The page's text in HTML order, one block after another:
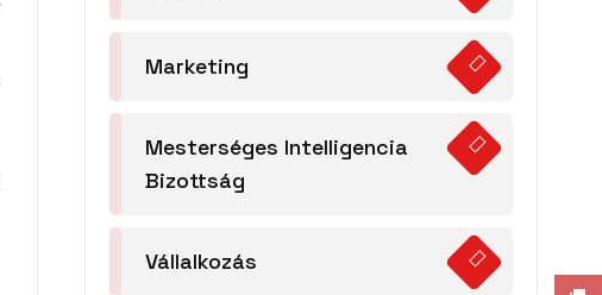
Marketing
Mesterséges Intelligencia
Bizottság
Vállalkozás